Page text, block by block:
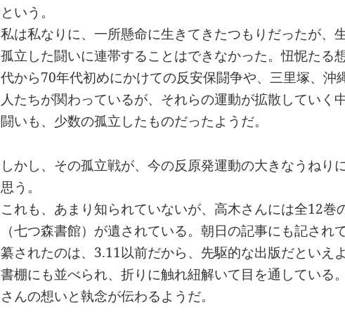
という。
私は私なりに、一所懸命に生きてきたつもりだったが、
孤立した闘いに連帯することはできなかった。忸怩たる
代から70年代初めにかけての反安保闘争や、三里塚、沖
人たちが関わっているが、それらの運動が拡散していく
闘いも、少数の孤立したものだったようだ。
しかし、その孤立戦が、今の反原発運動の大きなうねり
思う。
これも、あまり知られていないが、高木さんには全12巻
（七つ森書館）が遺されている。朝日の記事にも記され
纂されたのは、3.11以前だから、先駆的な出版だといえ
書棚にも並べられ、折りに触れ紐解いて目を通している
さんの想いと執念が伝わるようだ。